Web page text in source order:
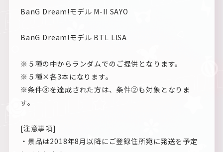
BanG Dream!モデル M-II SAYO
BanG Dream!モデル BTL LISA
※５種の中からランダムでのご提供となります。
※５種×各3本になります。
※条件③を達成された方は、条件②も対象となりま
す。
[注意事項]
・景品は2018年8月以降にご登録住所宛に発送を予定